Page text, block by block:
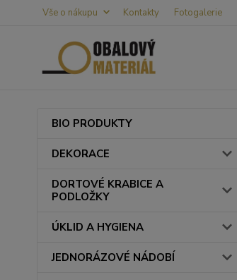
Vše o nákupu Kontakty Fotogalerie
BIO PRODUKTY
DEKORACE
DORTOVÉ KRABICE A
PODLOŽKY
ÚKLID A HYGIENA
JEDNORÁZOVÉ NÁDOBÍ